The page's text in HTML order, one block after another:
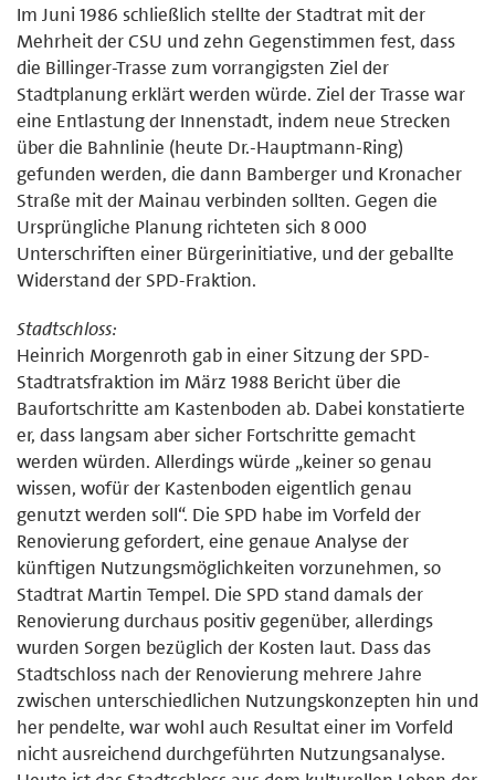
Im Juni 1986 schließlich stellte der Stadtrat mit der
Mehrheit der CSU und zehn Gegenstimmen fest, dass
die Billinger-Trasse zum vorrangigsten Ziel der
Stadtplanung erklärt werden würde. Ziel der Trasse war
eine Entlastung der Innenstadt, indem neue Strecken
über die Bahnlinie (heute Dr.-Hauptmann-Ring)
gefunden werden, die dann Bamberger und Kronacher
Straße mit der Mainau verbinden sollten. Gegen die
Ursprüngliche Planung richteten sich 8 000
Unterschriften einer Bürgerinitiative, und der geballte
Widerstand der SPD-Fraktion.
Stadtschloss:
Heinrich Morgenroth gab in einer Sitzung der SPD-
Stadtratsfraktion im März 1988 Bericht über die
Baufortschritte am Kastenboden ab. Dabei konstatierte
er, dass langsam aber sicher Fortschritte gemacht
werden würden. Allerdings würde „keiner so genau
wissen, wofür der Kastenboden eigentlich genau
genutzt werden soll“. Die SPD habe im Vorfeld der
Renovierung gefordert, eine genaue Analyse der
künftigen Nutzungsmöglichkeiten vorzunehmen, so
Stadtrat Martin Tempel. Die SPD stand damals der
Renovierung durchaus positiv gegenüber, allerdings
wurden Sorgen bezüglich der Kosten laut. Dass das
Stadtschloss nach der Renovierung mehrere Jahre
zwischen unterschiedlichen Nutzungskonzepten hin und
her pendelte, war wohl auch Resultat einer im Vorfeld
nicht ausreichend durchgeführten Nutzungsanalyse.